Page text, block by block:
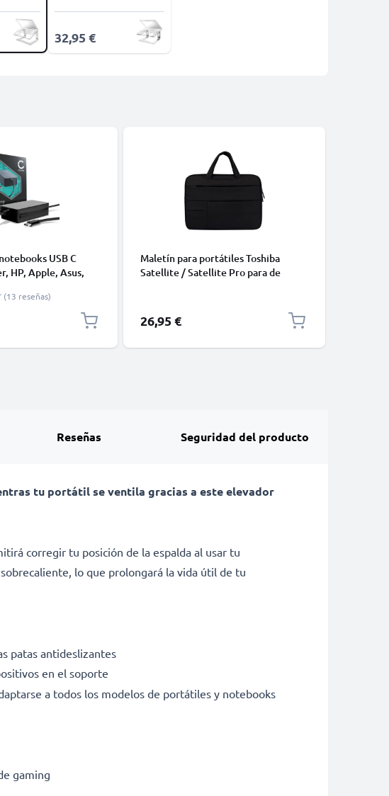
32,95 €
USB C
HP, Apple, Asus,
Delivery: 5V-
2.9m
(13 reseñas)
Maletín para portátiles Toshiba
Satellite / Satellite Pro para de
26,95 €
Reseñas Seguridad del producto
tu portátil se ventila gracias a este elevador
corregir tu posición de la espalda al usar tu
lo que prolongará la vida útil de tu
patas antideslizantes
en el soporte
a todos los modelos de portátiles y notebooks
gaming